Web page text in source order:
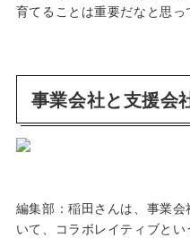
育てることは重要だなと思っ
事業会社と支援会
編集部：稲田さんは、事業
いて、コラボレイティブと